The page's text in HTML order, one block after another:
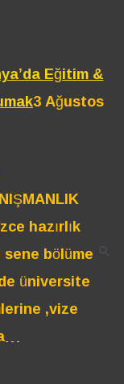
Eğitim &
3 Ağustos
hazırlık
bölüme
üniversite
,vize